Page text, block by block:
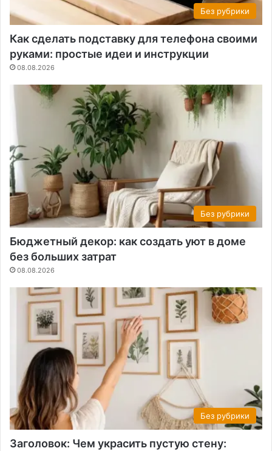
Без рубрики
Как сделать подставку для телефона своими
руками: простые идеи и инструкции
08.08.2026
Без рубрики
Бюджетный декор: как создать уют в доме
без больших затрат
08.08.2026
Без рубрики
Заголовок: Чем украсить пустую стену: